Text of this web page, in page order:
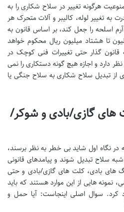
قانون، ممنوعیت هرگونه تغییر در سلاح شکاری را به
تغییر لوله، کالیبر و آلات متحرک هر
اسلحه را جعل کند، بر اساس قانون به
تا هشتاد میلیون ریال محکوم خواهد
گذار حتی تغییرات فنی کوچک در
دارد و اجازه هیچ گونه دستکاری را نمی
از تبدیل سلاح شکاری به سلاح جنگی یا
های گازی/بادی و شوکر/
در نگاه اول شاید بی خطر به نظر برسند،
سلاح تبدیل شوند و پیامدهای قانونی
های بادی، کلت های گازی/بادی و حتی
هایی از این موارد هستند که باید
کرد. سوال اصلی اینجاست: آیا حمل و